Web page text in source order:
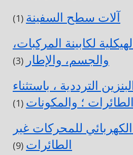
آلات سطح السفينة (1)
لكابينة المركبات،
والجسم، والإطار (3)
الترددية ، باستثناء
الطائرات ؛ والمكونات (1)
للمحركات غير
الطائرات (9)